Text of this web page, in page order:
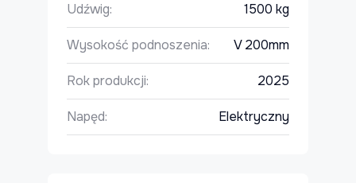
Udźwig: 1500 kg
Wysokość podnoszenia: V 200mm
Rok produkcji: 2025
Napęd: Elektryczny